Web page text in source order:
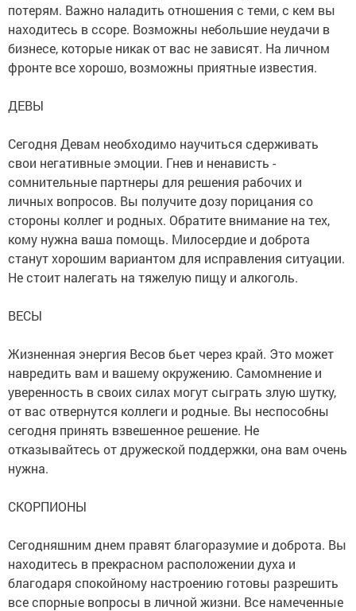
потерям. Важно наладить отношения с теми, с кем вы
находитесь в ссоре. Возможны небольшие неудачи в
бизнесе, которые никак от вас не зависят. На личном
фронте все хорошо, возможны приятные известия.
ДЕВЫ
Сегодня Девам необходимо научиться сдерживать
свои негативные эмоции. Гнев и ненависть -
сомнительные партнеры для решения рабочих и
личных вопросов. Вы получите дозу порицания со
стороны коллег и родных. Обратите внимание на тех,
кому нужна ваша помощь. Милосердие и доброта
станут хорошим вариантом для исправления ситуации.
Не стоит налегать на тяжелую пищу и алкоголь.
ВЕСЫ
Жизненная энергия Весов бьет через край. Это может
навредить вам и вашему окружению. Самомнение и
уверенность в своих силах могут сыграть злую шутку,
от вас отвернутся коллеги и родные. Вы неспособны
сегодня принять взвешенное решение. Не
отказывайтесь от дружеской поддержки, она вам очень
нужна.
СКОРПИОНЫ
Сегодняшним днем правят благоразумие и доброта. Вы
находитесь в прекрасном расположении духа и
благодаря спокойному настроению готовы разрешить
все спорные вопросы в личной жизни. Все намеченные